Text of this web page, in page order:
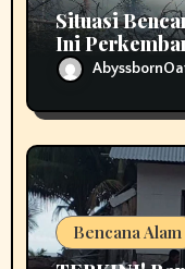
Situasi
Ini
Bencana Alam